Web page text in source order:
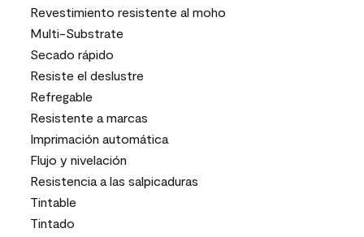
Revestimiento resistente al moho
Multi-Substrate
Secado rápido
Resiste el deslustre
Refregable
Resistente a marcas
Imprimación automática
Flujo y nivelación
Resistencia a las salpicaduras
Tintable
Tintado